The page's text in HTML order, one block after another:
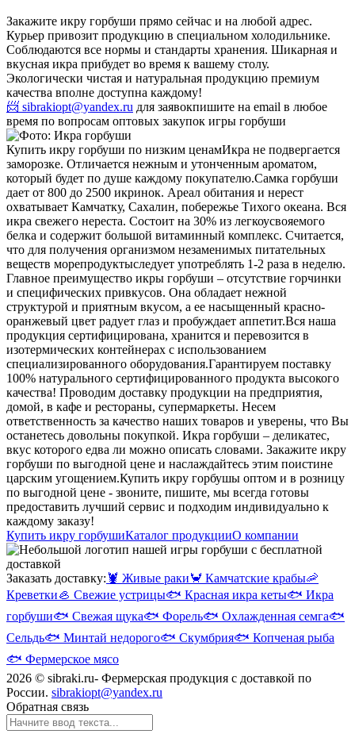
Закажите икру горбуши прямо сейчас и на любой адрес.
Курьер привозит продукцию в специальном холодильнике.
Соблюдаются все нормы и стандарты хранения. Шикарная и
вкусная икра прибудет во время к вашему столу.
Экологически чистая и натуральная продукцию премиум
качества вполне доступна каждому!
📨 sibrakiopt@yandex.ru для заявокпишите на email в любое
время по вопросам оптовых закупок игры горбуши
Купить икру горбуши по низким ценамИкра не подвергается
заморозке. Отличается нежным и утонченным ароматом,
который будет по душе каждому покупателю.Самка горбуши
дает от 800 до 2500 икринок. Ареал обитания и нерест
охватывает Камчатку, Сахалин, побережье Тихого океана. Вся
икра свежего нереста. Состоит на 30% из легкоусвояемого
белка и содержит большой витаминный комплекс. Считается,
что для получения организмом незаменимых питательных
веществ морепродуктыследует употреблять 1-2 раза в неделю.
Главное преимущество икры горбуши – отсутствие горчинки
и специфических привкусов. Она обладает нежной
структурой и приятным вкусом, а ее насыщенный красно-
оранжевый цвет радует глаз и пробуждает аппетит.Вся наша
продукция сертифицирована, хранится и перевозится в
изотермических контейнерах с использованием
специализированного оборудования.Гарантируем поставку
100% натурального сертифицированного продукта высокого
качества! Проводим доставку продукции на предприятия,
домой, в кафе и рестораны, супермаркеты. Несем
ответственность за качество наших товаров и уверены, что Вы
останетесь довольны покупкой. Икра горбуши – деликатес,
вкус которого едва ли можно описать словами. Закажите икру
горбуши по выгодной цене и наслаждайтесь этим поистине
царским угощением.Купить икру горбушы оптом и в розницу
по выгодной цене - звоните, пишите, мы всегда готовы
предоставить лучший сервис и подходим индивидуально к
каждому заказу!
Купить икру горбушиКаталог продукцииО компании
Заказать доставку: 🦞 Живые раки🦀 Камчатские крабы🦐
Креветки🦪 Свежие устрицы🐟 Красная икра кеты🐟 Икра
горбуши🐟 Свежая щука🐟 Форель🐟 Охлажденная семга🐟
Сельдь🐟 Минтай недорого🐟 Скумбрия🐟 Копченая рыба
🐟 Фермерское мясо
2026 © sibraki.ru- Фермерская продукция с доставкой по
России. sibrakiopt@yandex.ru
Обратная связь